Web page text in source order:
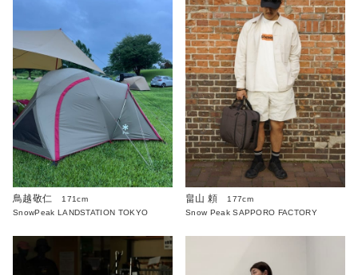
鳥越敬仁
171cm
SnowPeak LANDSTATION TOKYO
畠山 頼
177cm
Snow Peak SAPPORO FACTORY